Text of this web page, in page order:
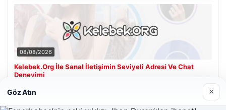
08/08/2026
Kelebek.Org İle Sanal İletişimin Seviyeli Adresi Ve Chat
Deneyimi
Göz Atın ×